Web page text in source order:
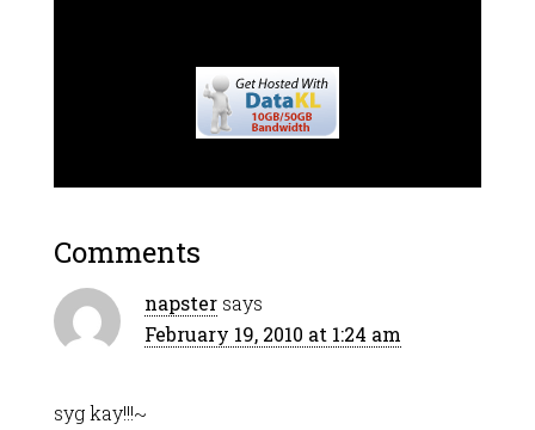
Comments
napster says
February 19, 2010 at 1:24 am
syg kay!!!~